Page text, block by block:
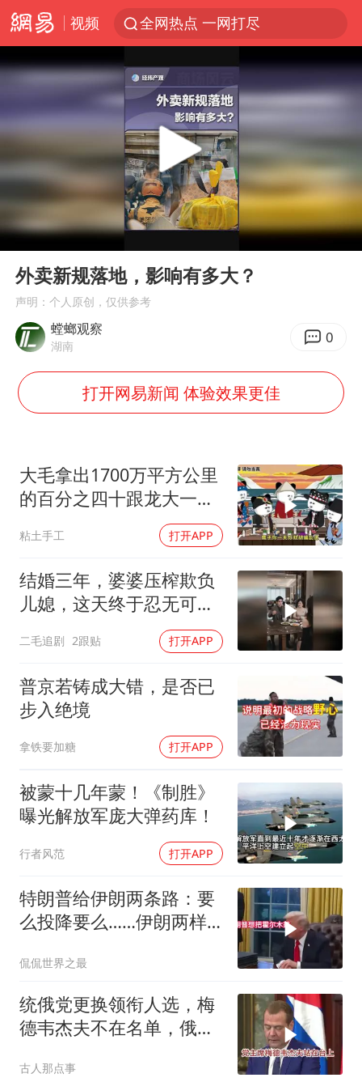
视频 全网热点 一网打尽
Play
00:00 02:17
外卖新规落地，影响有多大？
声明：个人原创，仅供参考
螳螂观察
湖南 0
打开网易新闻 体验效果更佳
大毛拿出1700万平方公里
的百分之四十跟龙大一起
粘土手工 打开APP
结婚三年，婆婆压榨欺负
儿媳，这天终于忍无可
二毛追剧 2跟贴 打开APP
普京若铸成大错，是否已
步入绝境
拿铁要加糖 打开APP
被蒙十几年蒙！《制胜》
曝光解放军庞大弹药库！
行者风范 打开APP
特朗普给伊朗两条路：要
么投降要么……伊朗两样
打下来了
侃侃世界之最
统俄党更换领衔人选，梅
德韦杰夫不在名单，俄政
古人那点事